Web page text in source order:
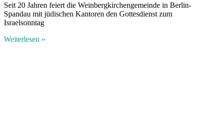
Seit 20 Jahren feiert die Weinbergkirchengemeinde in Berlin-
Spandau mit jüdischen Kantoren den Gottesdienst zum
Israelsonntag
Weiterlesen »